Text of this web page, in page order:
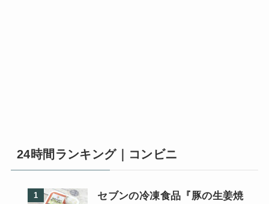
24時間ランキング｜コンビニ
セブンの冷凍食品『豚の生姜焼